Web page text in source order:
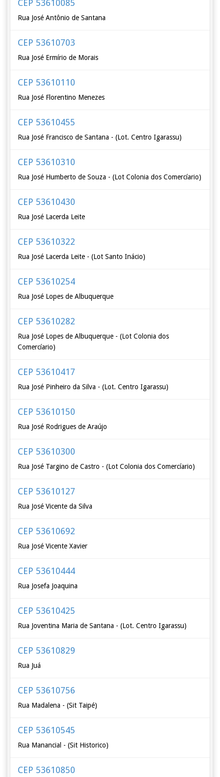
CEP 53610085
Rua José Antônio de Santana
CEP 53610703
Rua José Ermírio de Morais
CEP 53610110
Rua José Florentino Menezes
CEP 53610455
Rua José Francisco de Santana - (Lot. Centro Igarassu)
CEP 53610310
Rua José Humberto de Souza - (Lot Colonia dos Comercíario)
CEP 53610430
Rua José Lacerda Leite
CEP 53610322
Rua José Lacerda Leite - (Lot Santo Inácio)
CEP 53610254
Rua José Lopes de Albuquerque
CEP 53610282
Rua José Lopes de Albuquerque - (Lot Colonia dos
Comercíario)
CEP 53610417
Rua José Pinheiro da Silva - (Lot. Centro Igarassu)
CEP 53610150
Rua José Rodrigues de Araújo
CEP 53610300
Rua José Targino de Castro - (Lot Colonia dos Comercíario)
CEP 53610127
Rua José Vicente da Silva
CEP 53610692
Rua José Vicente Xavier
CEP 53610444
Rua Josefa Joaquina
CEP 53610425
Rua Joventina Maria de Santana - (Lot. Centro Igarassu)
CEP 53610829
Rua Juá
CEP 53610756
Rua Madalena - (Sit Taipé)
CEP 53610545
Rua Manancial - (Sit Historico)
CEP 53610850